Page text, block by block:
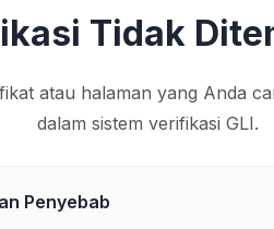
Tidak
atau halaman yang Anda
dalam sistem verifikasi GLI.
Penyebab